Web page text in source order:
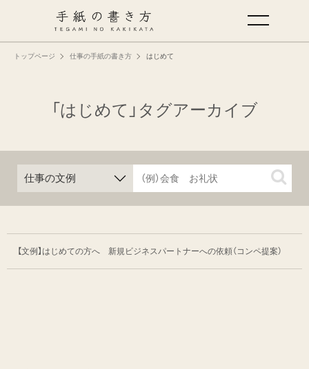
トップページ 仕事の手紙の書き方 はじめて
「はじめて」タグアーカイブ
【文例】はじめての方へ 新規ビジネスパートナーへの依頼（コンペ提案）
手紙の基本
仕事の手紙の書き方
特集
ミドリオフィシャルサイト